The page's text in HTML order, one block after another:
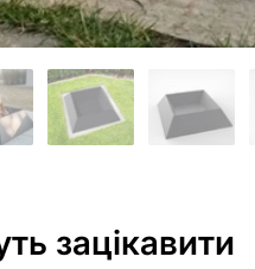
зацікавити